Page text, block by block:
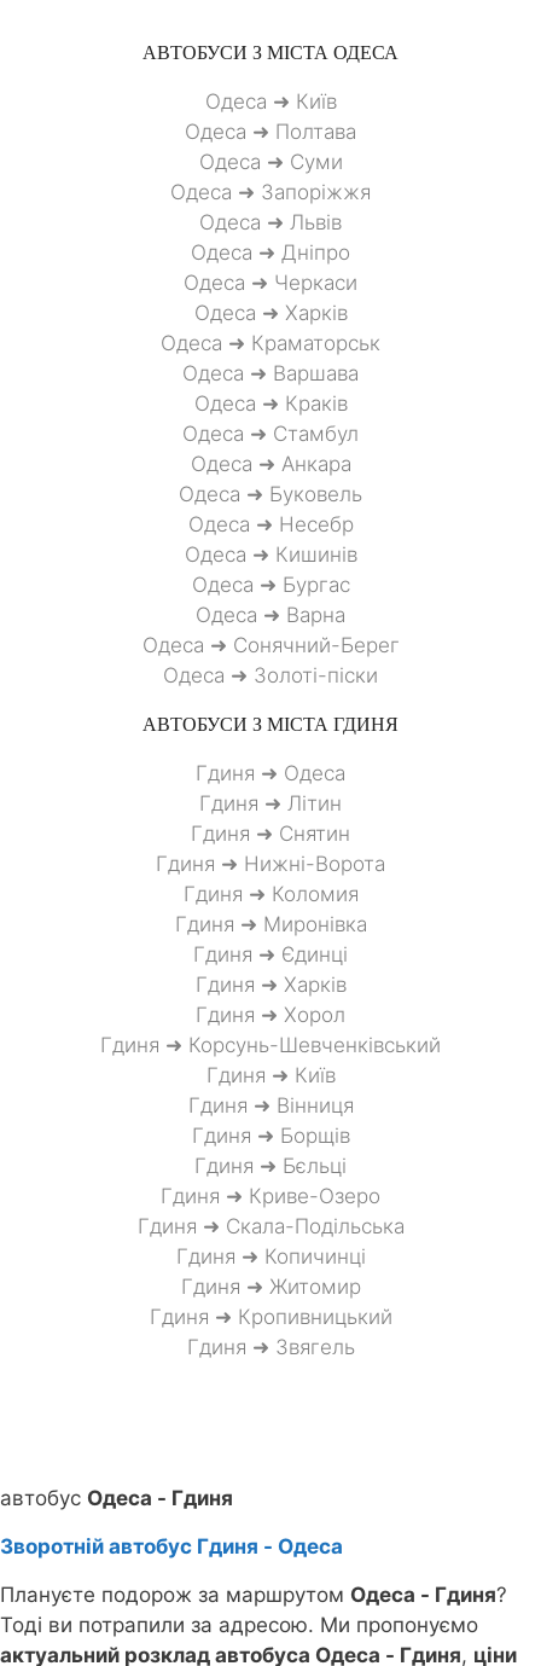
АВТОБУСИ З МІСТА ОДЕСА
Одеса ➜ Київ
Одеса ➜ Полтава
Одеса ➜ Суми
Одеса ➜ Запоріжжя
Одеса ➜ Львів
Одеса ➜ Дніпро
Одеса ➜ Черкаси
Одеса ➜ Харків
Одеса ➜ Краматорськ
Одеса ➜ Варшава
Одеса ➜ Краків
Одеса ➜ Стамбул
Одеса ➜ Анкара
Одеса ➜ Буковель
Одеса ➜ Несебр
Одеса ➜ Кишинів
Одеса ➜ Бургас
Одеса ➜ Варна
Одеса ➜ Сонячний-Берег
Одеса ➜ Золоті-піски
АВТОБУСИ З МІСТА ГДИНЯ
Гдиня ➜ Одеса
Гдиня ➜ Літин
Гдиня ➜ Снятин
Гдиня ➜ Нижні-Ворота
Гдиня ➜ Коломия
Гдиня ➜ Миронівка
Гдиня ➜ Єдинці
Гдиня ➜ Харків
Гдиня ➜ Хорол
Гдиня ➜ Корсунь-Шевченківський
Гдиня ➜ Київ
Гдиня ➜ Вінниця
Гдиня ➜ Борщів
Гдиня ➜ Бєльці
Гдиня ➜ Криве-Озеро
Гдиня ➜ Скала-Подільська
Гдиня ➜ Копичинці
Гдиня ➜ Житомир
Гдиня ➜ Кропивницький
Гдиня ➜ Звягель
автобус Одеса - Гдиня
Зворотній автобус Гдиня - Одеса
Плануєте подорож за маршрутом Одеса - Гдиня?
Тоді ви потрапили за адресою. Ми пропонуємо
актуальний розклад автобуса Одеса - Гдиня, ціни